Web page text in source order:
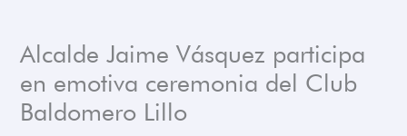
Alcalde Jaime Vásquez participa
en emotiva ceremonia del Club
Baldomero Lillo